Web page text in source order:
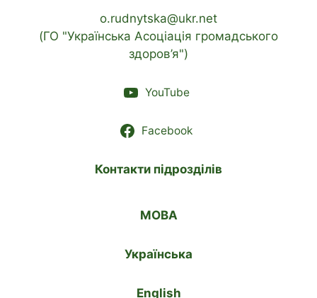
o.rudnytska@ukr.net
(ГО "Українська Асоціація громадського
здоров’я")
YouTube
Facebook
Контакти підрозділів
МОВА
Українська
English